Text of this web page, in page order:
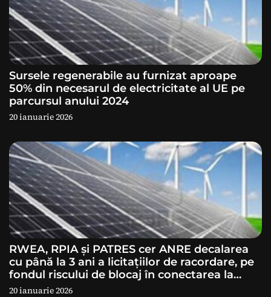
o
l
e
Sursele regenerabile au furnizat aproape
50% din necesarul de electricitate al UE pe
parcursul anului 2024
20 ianuarie 2026
RWEA, RPIA și PATRES cer ANRE decalarea
cu până la 3 ani a licitațiilor de racordare, pe
fondul riscului de blocaj în conectarea la
rețea
20 ianuarie 2026